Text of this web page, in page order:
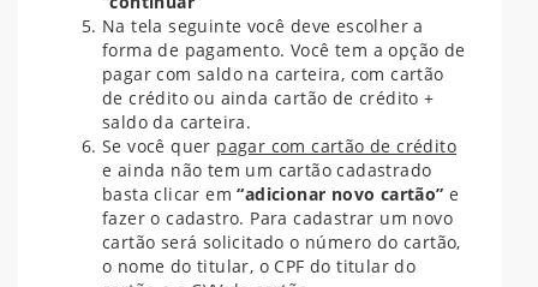
Na tela seguinte você deve escolher a
forma de pagamento. Você tem a opção de
pagar com saldo na carteira, com cartão
de crédito ou ainda cartão de crédito +
saldo da carteira.
Se você quer pagar com cartão de crédito
e ainda não tem um cartão cadastrado
basta clicar em“adicionar novo cartão” e
fazer o cadastro. Para cadastrar um novo
cartão será solicitado o número do cartão,
o nome do titular, o CPF do titular do